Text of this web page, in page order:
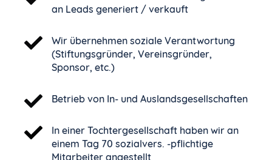
an Leads generiert / verkauft
Wir übernehmen soziale Verantwortung
(Stiftungsgründer, Vereinsgründer,
Sponsor, etc.)
Betrieb von In- und Auslandsgesellschaften
In einer Tochtergesellschaft haben wir an
einem Tag 70 sozialvers. -pflichtige
Mitarbeiter angestellt